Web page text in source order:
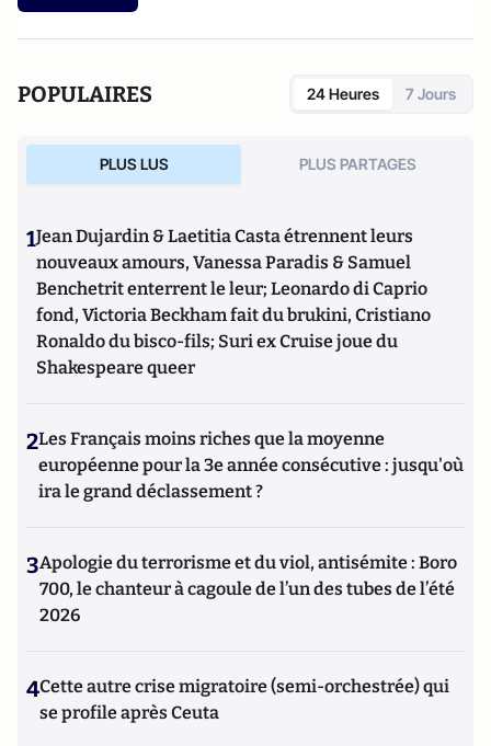
POPULAIRES 24 Heures 7 Jours
PLUS LUS PLUS PARTAGES
1Jean Dujardin & Laetitia Casta étrennent leurs
nouveaux amours, Vanessa Paradis & Samuel
Benchetrit enterrent le leur; Leonardo di Caprio
fond, Victoria Beckham fait du brukini, Cristiano
Ronaldo du bisco-fils; Suri ex Cruise joue du
Shakespeare queer
2Les Français moins riches que la moyenne
européenne pour la 3e année consécutive : jusqu'où
ira le grand déclassement ?
3Apologie du terrorisme et du viol, antisémite : Boro
700, le chanteur à cagoule de l’un des tubes de l’été
2026
4Cette autre crise migratoire (semi-orchestrée) qui
se profile après Ceuta